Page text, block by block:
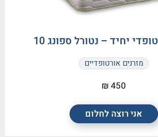
אני רוצה לחלום
יחיד – נטורל ספונג 10
מזרנים אורטופדיים
450 ₪